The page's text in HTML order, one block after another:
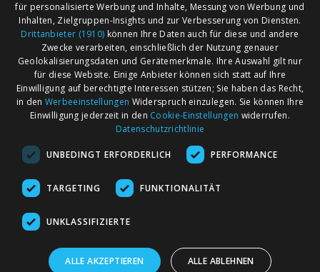
AGB
Impressum
Kontakt
Märkte nach Bundesländern
Märkte nach PLZ
Märkte nach Umkreis
Flohmarkt
für personalisierte Werbung und Inhalte, Messung von Werbung und
Inhalten, Zielgruppen-Insights und zur Verbesserung von Diensten.
Drittanbieter (1910) können Ihre Daten auch für diese und andere
Zwecke verarbeiten, einschließlich der Nutzung genauer
Geolokalisierungsdaten und Gerätemerkmale. Ihre Auswahl gilt nur
für diese Website. Einige Anbieter können sich statt auf Ihre
Einwilligung auf berechtigte Interessen stützen; Sie haben das Recht,
in den Werbeeinstellungen Widerspruch einzulegen. Sie können Ihre
Einwilligung jederzeit in den Cookie-Einstellungen widerrufen.
Datenschutzrichtlinie
UNBEDINGT ERFORDERLICH PERFORMANCE
TARGETING FUNKTIONALITÄT
UNKLASSIFIZIERTE
ALLE AKZEPTIEREN ALLE ABLEHNEN